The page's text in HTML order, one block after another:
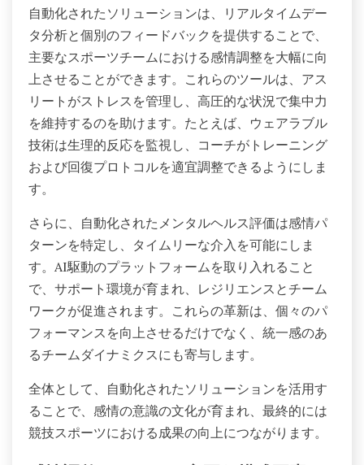
自動化されたソリューションは、リアルタイムデー
タ分析と個別のフィードバックを提供することで、
主要なスポーツチームにおける感情調整を大幅に向
上させることができます。これらのツールは、アス
リートがストレスを管理し、高圧的な状況で集中力
を維持するのを助けます。たとえば、ウェアラブル
技術は生理的反応を監視し、コーチがトレーニング
および回復プロトコルを適宜調整できるようにしま
す。
さらに、自動化されたメンタルヘルス評価は感情パ
ターンを特定し、タイムリーな介入を可能にしま
す。AI駆動のプラットフォームを取り入れること
で、サポート環境が育まれ、レジリエンスとチーム
ワークが促進されます。これらの革新は、個々のパ
フォーマンスを向上させるだけでなく、統一感のあ
るチームダイナミクスにも寄与します。
全体として、自動化されたソリューションを活用す
ることで、感情の意識の文化が育まれ、最終的には
競技スポーツにおける成果の向上につながります。